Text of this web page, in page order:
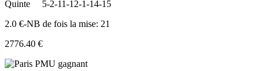
Quinte
5-2-11-12-1-14-15
2.0 €-NB de fois la mise: 21
2776.40 €